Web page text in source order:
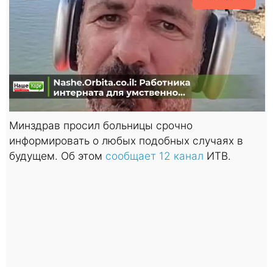
Минздрав просил больницы срочно
информировать о любых подобных случаях в
будущем. Об этом сообщает 12 канал ИТВ.